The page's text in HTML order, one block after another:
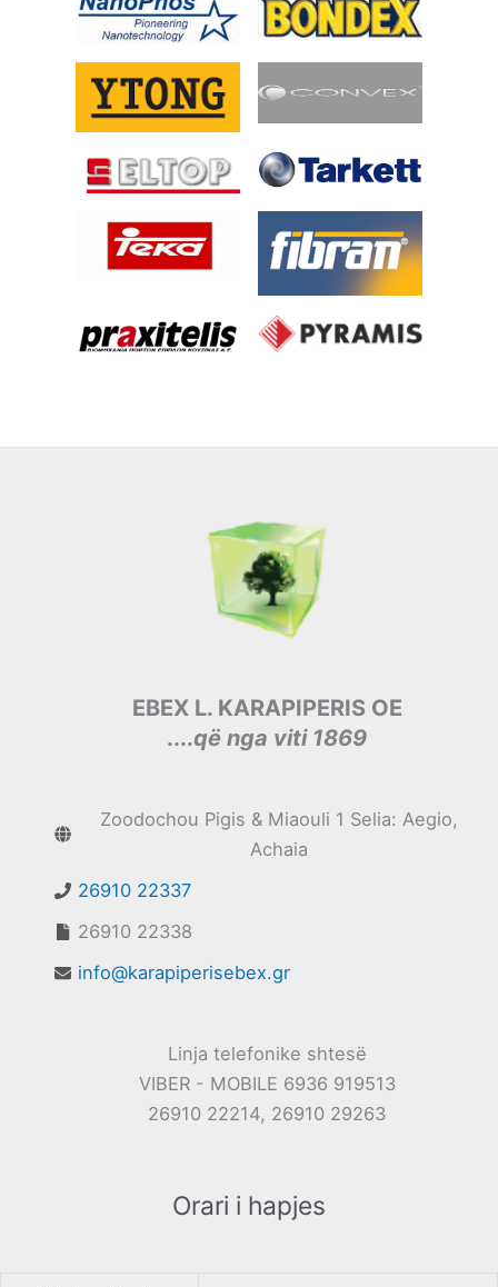
EBEX L. KARAPIPERIS OE
....që nga viti 1869
Zoodochou Pigis & Miaouli 1 Selia: Aegio,
Achaia
26910 22337
26910 22338
info@karapiperisebex.gr
Linja telefonike shtesë
VIBER - MOBILE 6936 919513
26910 22214, 26910 29263
Orari i hapjes